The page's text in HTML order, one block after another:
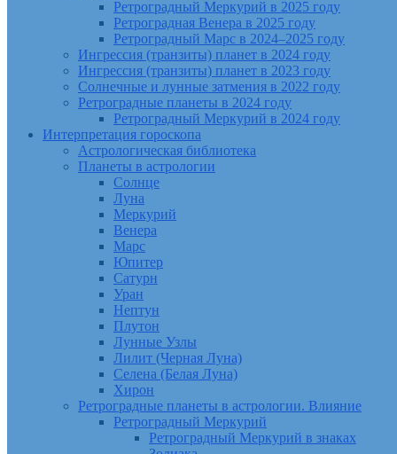
Ретроградный Меркурий в 2025 году
Ретроградная Венера в 2025 году
Ретроградный Марс в 2024–2025 году
Ингрессия (транзиты) планет в 2024 году
Ингрессия (транзиты) планет в 2023 году
Солнечные и лунные затмения в 2022 году
Ретроградные планеты в 2024 году
Ретроградный Меркурий в 2024 году
Интерпретация гороскопа
Астрологическая библиотека
Планеты в астрологии
Солнце
Луна
Меркурий
Венера
Марс
Юпитер
Сатурн
Уран
Нептун
Плутон
Лунные Узлы
Лилит (Черная Луна)
Селена (Белая Луна)
Хирон
Ретроградные планеты в астрологии. Влияние
Ретроградный Меркурий
Ретроградный Меркурий в знаках